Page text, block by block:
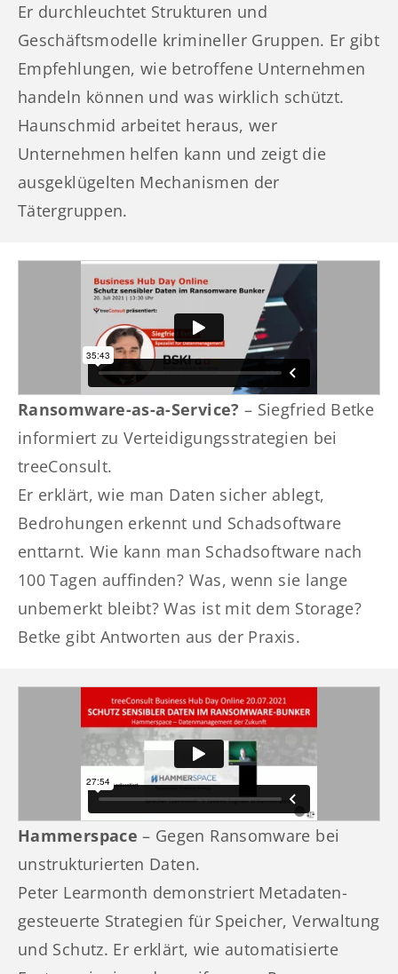
Er durchleuchtet Strukturen und
Geschäftsmodelle krimineller Gruppen. Er gibt
Empfehlungen, wie betroffene Unternehmen
handeln können und was wirklich schützt.
Haunschmid arbeitet heraus, wer
Unternehmen helfen kann und zeigt die
ausgeklügelten Mechanismen der
Tätergruppen.
Ransomware-as-a-Service? – Siegfried Betke
informiert zu Verteidigungsstrategien bei
treeConsult.
Er erklärt, wie man Daten sicher ablegt,
Bedrohungen erkennt und Schadsoftware
enttarnt. Wie kann man Schadsoftware nach
100 Tagen auffinden? Was, wenn sie lange
unbemerkt bleibt? Was ist mit dem Storage?
Betke gibt Antworten aus der Praxis.
Hammerspace – Gegen Ransomware bei
unstrukturierten Daten.
Peter Learmonth demonstriert Metadaten-
gesteuerte Strategien für Speicher, Verwaltung
und Schutz. Er erklärt, wie automatisierte